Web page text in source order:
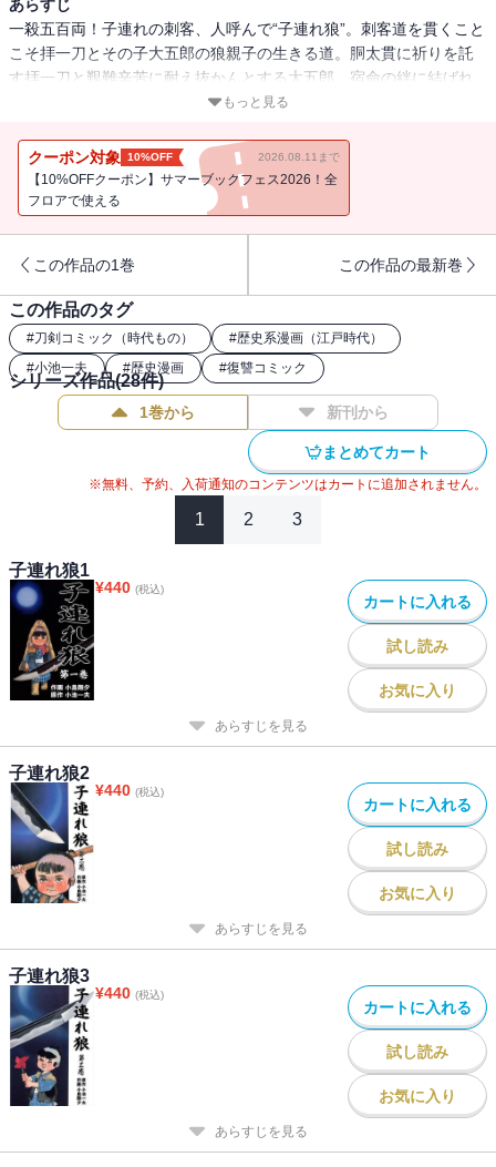
あらすじ
一殺五百両！子連れの刺客、人呼んで“子連れ狼”。刺客道を貫くこと
こそ拝一刀とその子大五郎の狼親子の生きる道。胴太貫に祈りを託
す拝一刀と艱難辛苦に耐え抜かんとする大五郎。宿命の絆に結ばれ
た親と子が冥府魔道を今日も行く！収録作「赤猫まねき」ほか「寒
もっと見る
クーポン対象 10%OFF 2026.08.11まで
【10%OFFクーポン】サマーブックフェス2026！全
フロアで使える
この作品の1巻 この作品の最新巻
この作品のタグ
#刀剣コミック（時代もの） #歴史系漫画（江戸時代）
#小池一夫 #歴史漫画 #復讐コミック
シリーズ作品(28件)
1巻から 新刊から
まとめてカート
※無料、予約、入荷通知のコンテンツはカートに追加されません。
1 2 3
子連れ狼1
¥440 (税込)
カートに入れる
試し読み
お気に入り
あらすじを見る
子連れ狼2
¥440 (税込)
カートに入れる
試し読み
お気に入り
あらすじを見る
子連れ狼3
¥440 (税込)
カートに入れる
試し読み
お気に入り
あらすじを見る